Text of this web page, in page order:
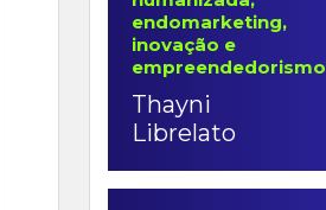
endomarketing,
inovação e
empreendedorismo
Thayni
Librelato